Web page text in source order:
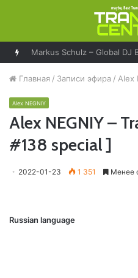
Главная / Записи эфира / Alex
Alex NEGNIY
Alex NEGNIY –
#138 special ]
2022-01-23 1 351 Менее
Russian language